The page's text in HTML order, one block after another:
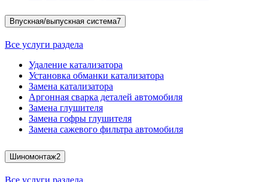
Впускная/выпускная система7
Все услуги раздела
Удаление катализатора
Установка обманки катализатора
Замена катализатора
Аргонная сварка деталей автомобиля
Замена глушителя
Замена гофры глушителя
Замена сажевого фильтра автомобиля
Шиномонтаж2
Все услуги раздела